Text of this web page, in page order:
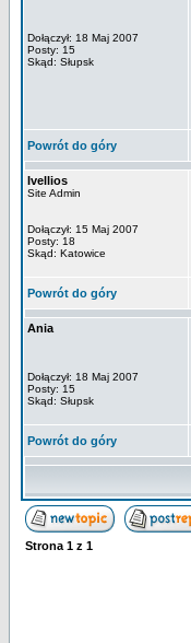
Dołączył: 18 Maj 2007
Posty: 15
Skąd: Słupsk
Powrót do góry
Ivellios
Site Admin
Dołączył: 15 Maj 2007
Posty: 18
Skąd: Katowice
Powrót do góry
Ania
Dołączył: 18 Maj 2007
Posty: 15
Skąd: Słupsk
Powrót do góry
Strona 1 z 1